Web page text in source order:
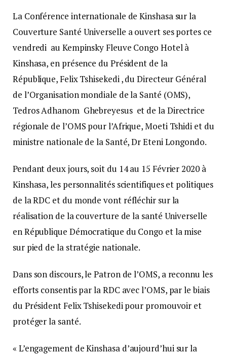
La Conférence internationale de Kinshasa sur la
Couverture Santé Universelle a ouvert ses portes ce
vendredi au Kempinsky Fleuve Congo Hotel à
Kinshasa, en présence du Président de la
République, Felix Tshisekedi , du Directeur Général
de l’Organisation mondiale de la Santé (OMS),
Tedros Adhanom Ghebreyesus et de la Directrice
régionale de l’OMS pour l’Afrique, Moeti Tshidi et du
ministre nationale de la Santé, Dr Eteni Longondo.
Pendant deux jours, soit du 14 au 15 Février 2020 à
Kinshasa, les personnalités scientifiques et politiques
de la RDC et du monde vont réfléchir sur la
réalisation de la couverture de la santé Universelle
en République Démocratique du Congo et la mise
sur pied de la stratégie nationale.
Dans son discours, le Patron de l’OMS, a reconnu les
efforts consentis par la RDC avec l’OMS, par le biais
du Président Felix Tshisekedi pour promouvoir et
protéger la santé.
« L’engagement de Kinshasa d’aujourd’hui sur la